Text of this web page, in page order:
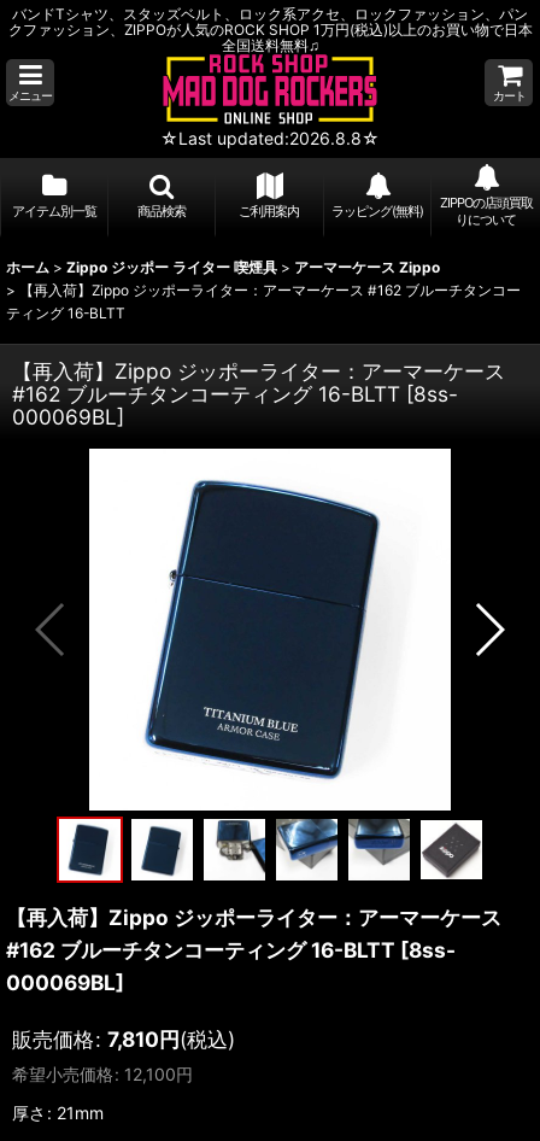
バンドTシャツ、スタッズベルト、ロック系アクセ、ロックファッション、パン
クファッション、ZIPPOが人気のROCK SHOP 1万円(税込)以上のお買い物で日本
全国送料無料♫
メニュー
☆Last updated:2026.8.8☆
カート
アイテム別一覧 商品検索 ご利用案内 ラッピング(無料)
ZIPPOの店頭買取
りについて
ホーム > Zippo ジッポー ライター 喫煙具 > アーマーケース Zippo
>
【再入荷】Zippo ジッポーライター：アーマーケース #162 ブルーチタンコー
ティング 16-BLTT
【再入荷】Zippo ジッポーライター：アーマーケース
#162 ブルーチタンコーティング 16-BLTT [8ss-
000069BL]
【再入荷】Zippo ジッポーライター：アーマーケース
#162 ブルーチタンコーティング 16-BLTT [8ss-
000069BL]
販売価格: 7,810円(税込)
希望小売価格: 12,100円
厚さ : 21mm